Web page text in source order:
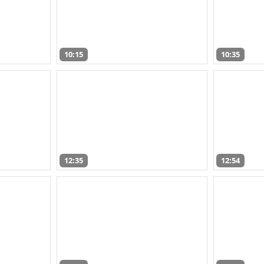
10:15 10:35
12:35 12:54